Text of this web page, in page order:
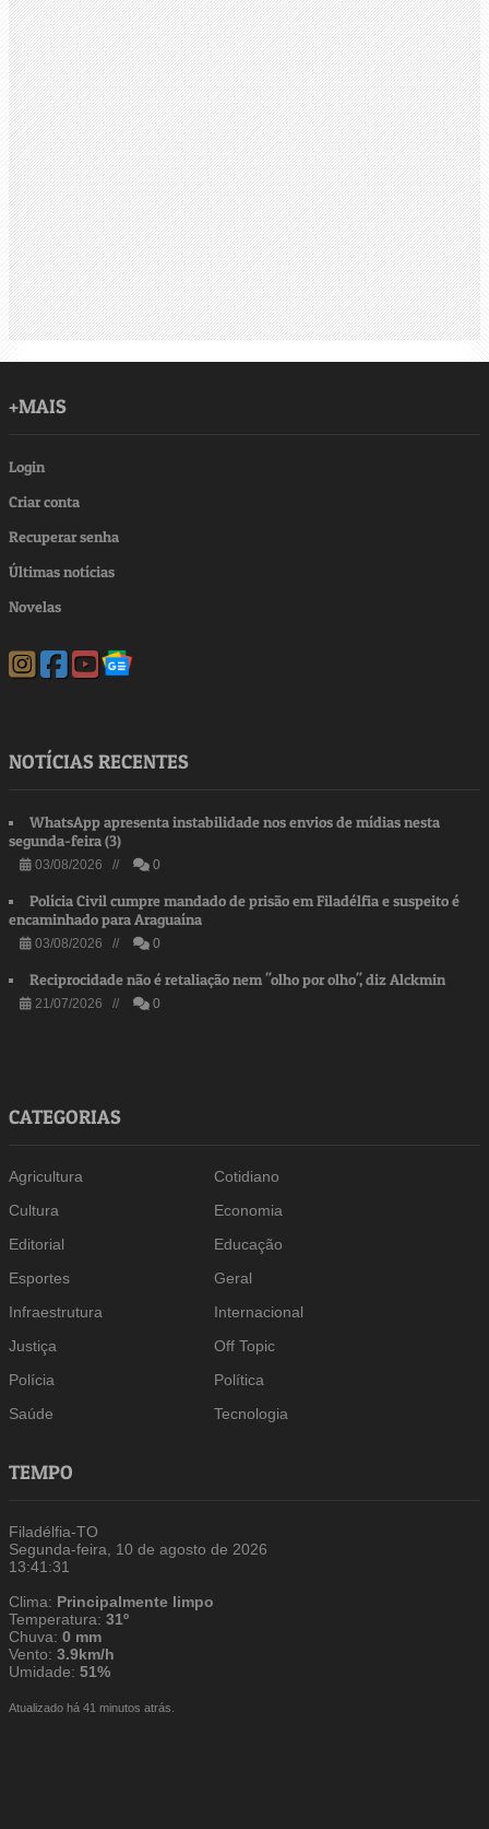
+MAIS
Login
Criar conta
Recuperar senha
Últimas notícias
Novelas
NOTÍCIAS RECENTES
WhatsApp apresenta instabilidade nos envios de mídias nesta
segunda-feira (3)
03/08/2026 // 0
Polícia Civil cumpre mandado de prisão em Filadélfia e suspeito é
encaminhado para Araguaína
03/08/2026 // 0
Reciprocidade não é retaliação nem "olho por olho", diz Alckmin
21/07/2026 // 0
CATEGORIAS
Agricultura
Cotidiano
Cultura
Economia
Editorial
Educação
Esportes
Geral
Infraestrutura
Internacional
Justiça
Off Topic
Polícia
Política
Saúde
Tecnologia
TEMPO
Filadélfia-TO
Segunda-feira, 10 de agosto de 2026
13:41:32
Clima: Principalmente limpo
Temperatura:31º
Chuva:0 mm
Vento:3.9km/h
Umidade:51%
Atualizado há 41 minutos atrás.